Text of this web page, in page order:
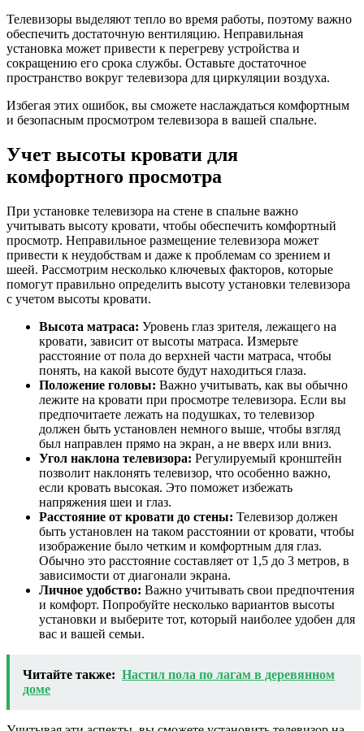
Телевизоры выделяют тепло во время работы, поэтому важно
обеспечить достаточную вентиляцию. Неправильная
установка может привести к перегреву устройства и
сокращению его срока службы. Оставьте достаточное
пространство вокруг телевизора для циркуляции воздуха.
Избегая этих ошибок, вы сможете наслаждаться комфортным
и безопасным просмотром телевизора в вашей спальне.
Учет высоты кровати для
комфортного просмотра
При установке телевизора на стене в спальне важно
учитывать высоту кровати, чтобы обеспечить комфортный
просмотр. Неправильное размещение телевизора может
привести к неудобствам и даже к проблемам со зрением и
шеей. Рассмотрим несколько ключевых факторов, которые
помогут правильно определить высоту установки телевизора
с учетом высоты кровати.
Высота матраса: Уровень глаз зрителя, лежащего на
кровати, зависит от высоты матраса. Измерьте
расстояние от пола до верхней части матраса, чтобы
понять, на какой высоте будут находиться глаза.
Положение головы: Важно учитывать, как вы обычно
лежите на кровати при просмотре телевизора. Если вы
предпочитаете лежать на подушках, то телевизор
должен быть установлен немного выше, чтобы взгляд
был направлен прямо на экран, а не вверх или вниз.
Угол наклона телевизора: Регулируемый кронштейн
позволит наклонять телевизор, что особенно важно,
если кровать высокая. Это поможет избежать
напряжения шеи и глаз.
Расстояние от кровати до стены: Телевизор должен
быть установлен на таком расстоянии от кровати, чтобы
изображение было четким и комфортным для глаз.
Обычно это расстояние составляет от 1,5 до 3 метров, в
зависимости от диагонали экрана.
Личное удобство: Важно учитывать свои предпочтения
и комфорт. Попробуйте несколько вариантов высоты
установки и выберите тот, который наиболее удобен для
вас и вашей семьи.
Читайте также: Настил пола по лагам в деревянном
доме